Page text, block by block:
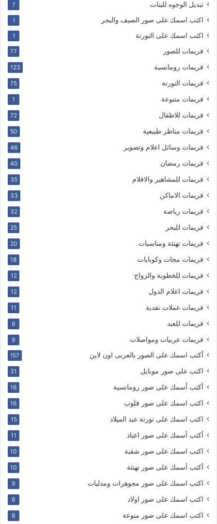
تبديل الوجوه للبنات 7
اكتب اسمك على صور الصيف والبحر 1
اكتب اسمك على التورتة 1
فريمات للصور 77
فريمات رومانسية 123
فريمات التورتة 75
فريمات متنوعة 1
فريمات للاطفال 72
فريمات مناظر طبيعية 50
فريمات وسائل اعلام وتصوير 46
فريمات رمضان 40
فريمات للمشاهير والافلام 35
فريمات الاماكن 33
فريمات رياضة 32
فريمات للبحر 25
فريمات تهنئة ومناسبات 20
فريمات مجات وكوبايات 18
فريمات للخطوبة والزواج 12
فريمات اعلام الدول 12
فريمات عملات نقدية 11
فريمات للعيد 9
فريمات عربيات ومواصلات 9
أكتب اسمك على الصور بالعربى اون لاين 157
اكتب على صور موبايل 31
أكتب أسمك على صور رومانسية 16
اكتب اسمك على صور قلوب 16
اكتب اسمك على تورتة عيد الميلاد 15
أكتب أسمك على صور اعياد 11
اكتب اسمك على صور شقية 10
أكتب أسمك على صور تهنئة 10
اكتب اسمك على صور مجوهرات ومدليات 9
اكتب اسمك على صور اولاد 8
اكتب اسمك على صور منوعة 8